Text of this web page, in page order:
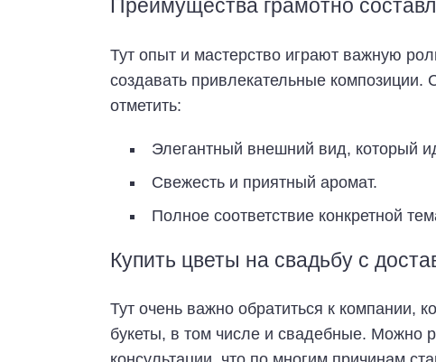
Преимущества грамотно
Тут опыт и мастерство играют важную
создавать привлекательные
отметить:
Элегантный внешний вид, который
Свежесть и приятный аромат.
Полное соответствие конкретной
Купить цветы на свадьбу с
Тут очень важно обратиться к компании,
букеты, в том числе и свадебные. Можно